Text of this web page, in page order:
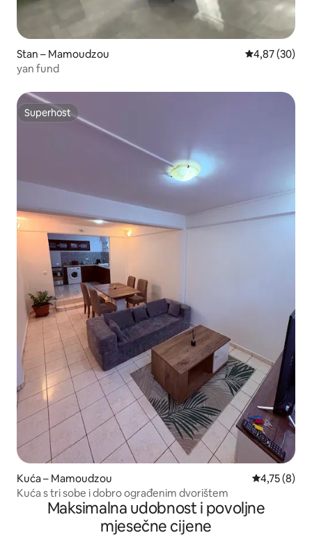
Stan – Mamoudzou Prosječna
4,87 (30)
yan fund
Superhost
Superhost
Kuća – Mamoudzou Prosječna
4,75 (8)
Kuća s tri sobe i dobro ograđenim dvorištem
Maksimalna udobnost i povoljne
mjesečne cijene